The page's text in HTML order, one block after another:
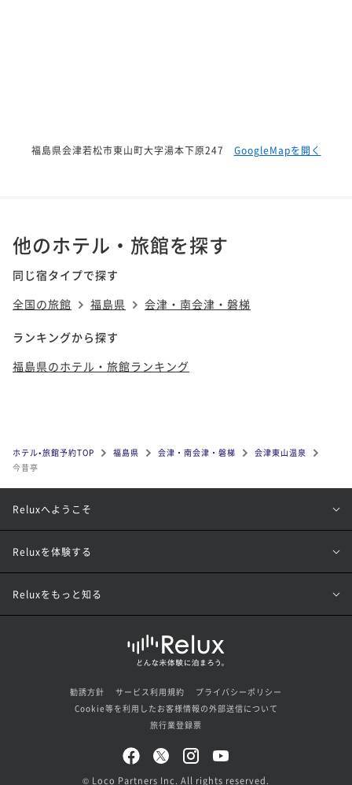
福島県会津若松市東山町大字湯本下原247 GoogleMapを開く
他のホテル・旅館を探す
同じ宿タイプで探す
全国の旅館
福島県 会津・南会津・磐梯
ランキングから探す
福島県のホテル・旅館ランキング
ホテル•旅館予約TOP 福島県 会津・南会津・磐梯
会津東山温泉
今昔亭
Reluxへようこそ
Reluxを体験する
Reluxをもっと知る
勧誘方針 サービス利用規約
プライバシーポリシー
Cookie等を利用したお客様情報の外部送信について
旅行業登録票
© Loco Partners Inc. All rights reserved.